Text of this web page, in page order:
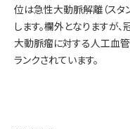
位は急性大動脈解離（スタ
します。欄外となりますが
大動脈瘤に対する人工血管
ランクされています。